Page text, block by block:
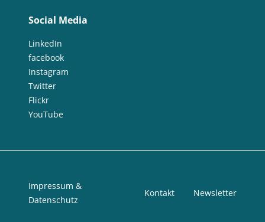
Social Media
LinkedIn
facebook
Instagram
Twitter
Flickr
YouTube
Impressum &
Datenschutz
Kontakt Newsletter